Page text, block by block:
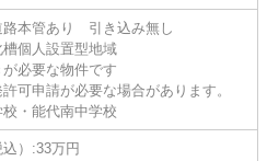
路本管あり 引き込み無し
個人設置型地域
必要な物件です
可申請が必要な場合があります。
・能代南中学校
）:33万円